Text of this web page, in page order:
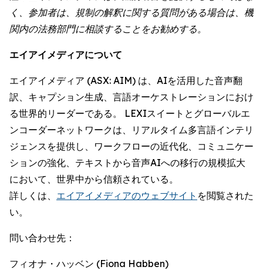
く、参加者は、規制の解釈に関する質問がある場合は、機
関内の法務部門に相談することをお勧めする。
エイアイメディアについて
エイアイメディア (ASX: AIM) は、AIを活用した音声翻
訳、キャプション生成、言語オーケストレーションにおけ
る世界的リーダーである。 LEXIスイートとグローバルエ
ンコーダーネットワークは、リアルタイム多言語インテリ
ジェンスを提供し、ワークフローの近代化、コミュニケー
ションの強化、テキストから音声AIへの移行の規模拡大
において、世界中から信頼されている。
詳しくは、 エイアイメディアのウェブサイト を閲覧された
い。
問い合わせ先：
フィオナ・ハッベン (Fiona Habben)